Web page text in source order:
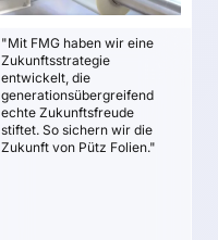
"Mit FMG haben wir eine
Zukunftsstrategie
entwickelt, die
generationsübergreifend
echte Zukunftsfreude
stiftet. So sichern wir die
Zukunft von Pütz Folien."
Wachstum sichern:
Prioritäten, neue
Ertragsquellen und
verbesserte
Marktposition.
Eine differenzierte